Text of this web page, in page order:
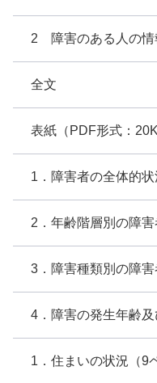
2 障害のある人の情
全文
表紙（PDF形式：
1．障害者の全体的
2．年齢階層別の障
3．障害種類別の障
4．障害の発生年齢
1．住まいの状況（9